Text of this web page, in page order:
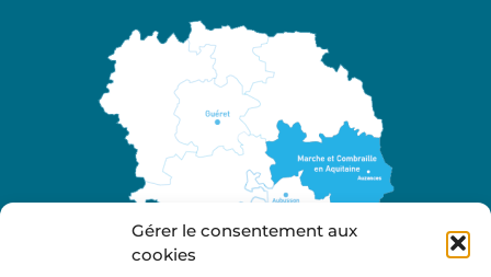
Gérer le consentement aux
cookies